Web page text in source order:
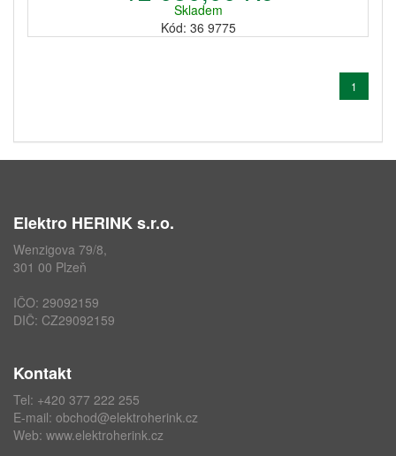
Skladem
Kód: 36 9775
1
Elektro HERINK s.r.o.
Wenzigova 79/8,
301 00 Plzeň
IČO: 29092159
DIČ: CZ29092159
Kontakt
Tel: +420 377 222 255
E-mail: obchod@elektroherink.cz
Web: www.elektroherink.cz